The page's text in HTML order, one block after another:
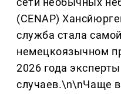
(CENAP)
служба стала
немецкоязычном
2026 года
случаев.\n\nЧаще